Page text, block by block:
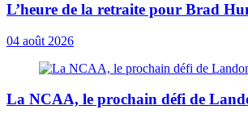
L’heure de la retraite pour Brad
04 août 2026
La NCAA, le prochain défi de